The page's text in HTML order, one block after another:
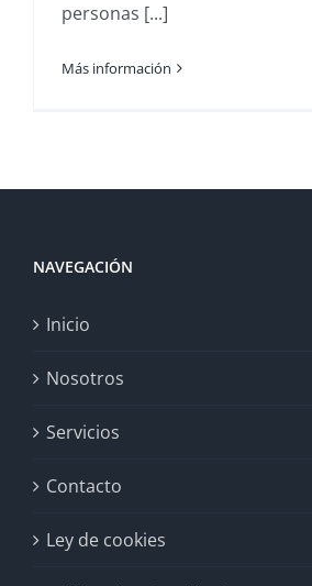
personas [...]
Más información
NAVEGACIÓN
Inicio
Nosotros
Servicios
Contacto
Ley de cookies